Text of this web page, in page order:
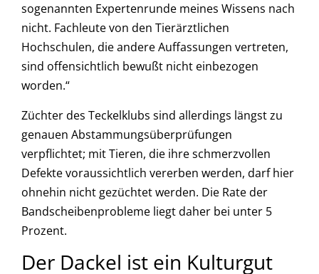
sogenannten Expertenrunde meines Wissens nach
nicht. Fachleute von den Tierärztlichen
Hochschulen, die andere Auffassungen vertreten,
sind offensichtlich bewußt nicht einbezogen
worden.“
Züchter des Teckelklubs sind allerdings längst zu
genauen Abstammungsüberprüfungen
verpflichtet; mit Tieren, die ihre schmerzvollen
Defekte voraussichtlich vererben werden, darf hier
ohnehin nicht gezüchtet werden. Die Rate der
Bandscheibenprobleme liegt daher bei unter 5
Prozent.
Der Dackel ist ein Kulturgut